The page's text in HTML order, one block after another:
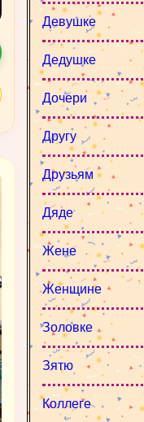
Девушке
Дедушке
Дочери
Другу
Друзьям
Дяде
Жене
Женщине
Золовке
Зятю
Коллеге